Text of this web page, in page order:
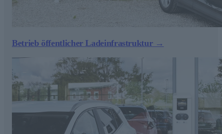
Betrieb öffentlicher Ladeinfrastruktur →